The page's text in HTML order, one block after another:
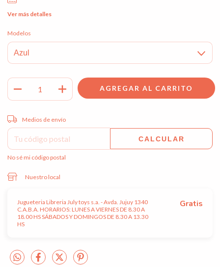
Ver más detalles
Modelos
Entregas para el CP:
Medios de envío
CALCULAR
No sé mi código postal
Nuestro local
Jugueteria Libreria July toys s.a. - Avda. Jujuy 1340
C.A.B.A. HORARIOS: LUNES A VIERNES DE 8.30 A
18.00 HS SÁBADOS Y DOMINGOS DE 8.30 A 13.30
HS
Gratis